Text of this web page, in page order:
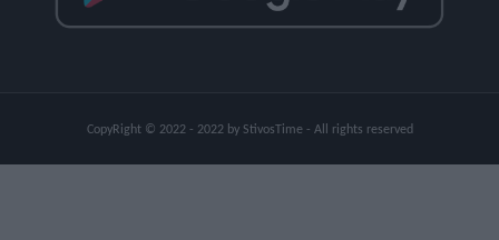
CopyRight © 2022 - 2022 by StivosTime - All rights reserved